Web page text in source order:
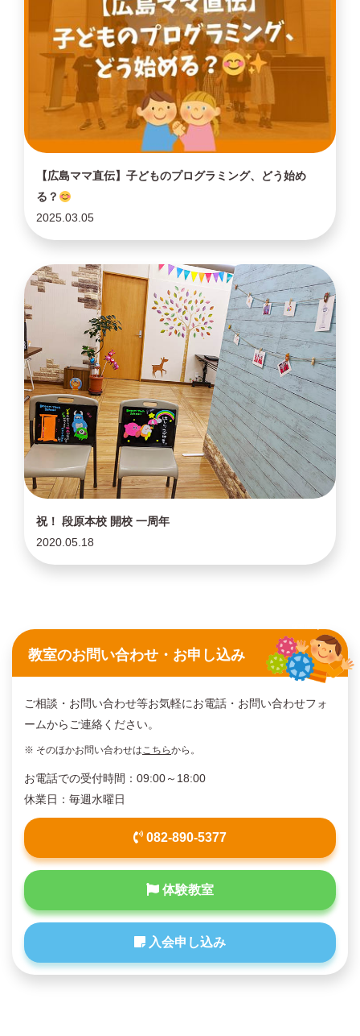
【広島ママ直伝】子どものプログラミング、どう始め
る？
2025.03.05
祝！ 段原本校 開校 一周年
2020.05.18
教室のお問い合わせ・お申し込み
ご相談・お問い合わせ等お気軽にお電話・お問い合わせフォ
ームからご連絡ください。
※ そのほかお問い合わせは こちらから。
お電話での受付時間：09:00～18:00
休業日：毎週水曜日
082-890-5377
体験教室
入会申し込み